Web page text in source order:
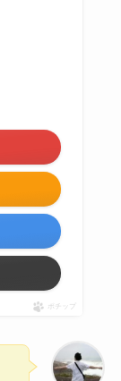
ポチップ